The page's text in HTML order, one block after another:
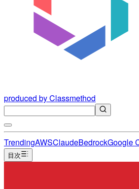
produced by Classmethod
TrendingAWSClaudeBedrockGoogle
目次